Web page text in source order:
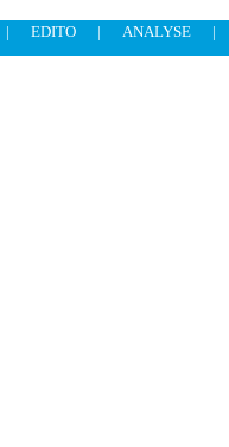
| EDITO | ANALYSE
|